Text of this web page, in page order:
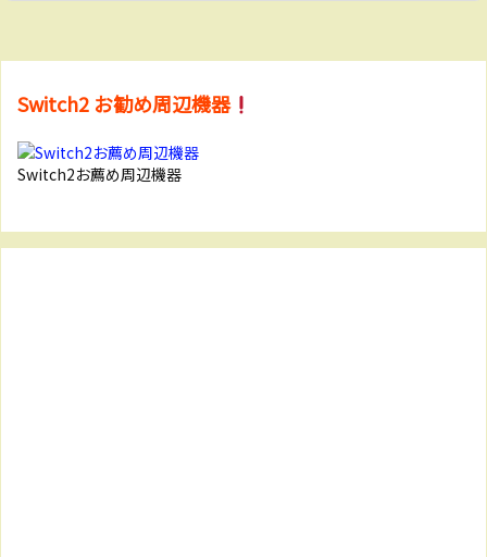
Switch2 お勧め周辺機器
Switch2お薦め周辺機器